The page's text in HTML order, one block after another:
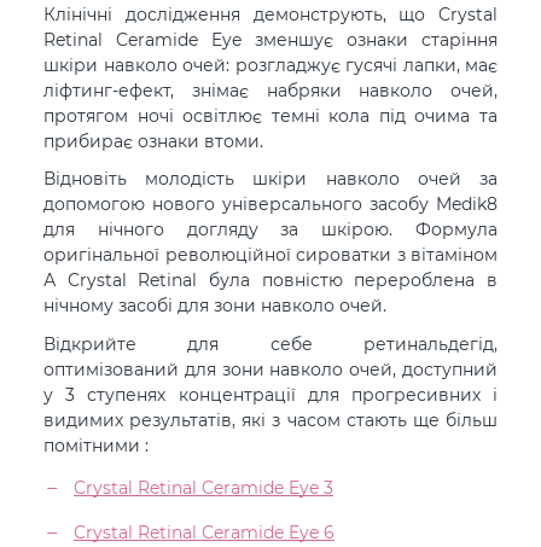
Клінічні дослідження демонструють, що Crystal
Retinal Ceramide Eye зменшує ознаки старіння
шкіри навколо очей: розгладжує гусячі лапки, має
ліфтинг-ефект, знімає набряки навколо очей,
протягом ночі освітлює темні кола під очима та
прибирає ознаки втоми.
Відновіть молодість шкіри навколо очей за
допомогою нового універсального засобу Medik8
для нічного догляду за шкірою. Формула
оригінальної революційної сироватки з вітаміном
А Crystal Retinal була повністю перероблена в
нічному засобі для зони навколо очей.
Відкрийте для себе ретинальдегід,
оптимізований для зони навколо очей, доступний
у 3 ступенях концентрації для прогресивних і
видимих результатів, які з часом стають ще більш
помітними :
Crystal Retinal Ceramide Eye 3
Crystal Retinal Ceramide Eye 6